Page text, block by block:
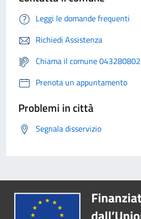
Leggi le domande frequenti
Richiedi Assistenza
Chiama il comune
Prenota un appuntamento
Problemi in città
Segnala disservizio